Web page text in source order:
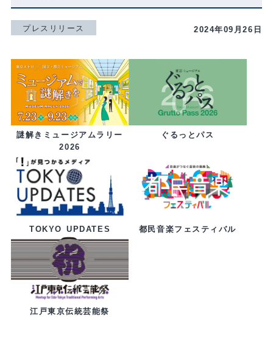
プレスリリース 2024年09月26日
謎解きミュージアムラリー
2026
ぐるっとパス
TOKYO UPDATES 都民音楽フェスティバル
江戸東京伝統芸能祭